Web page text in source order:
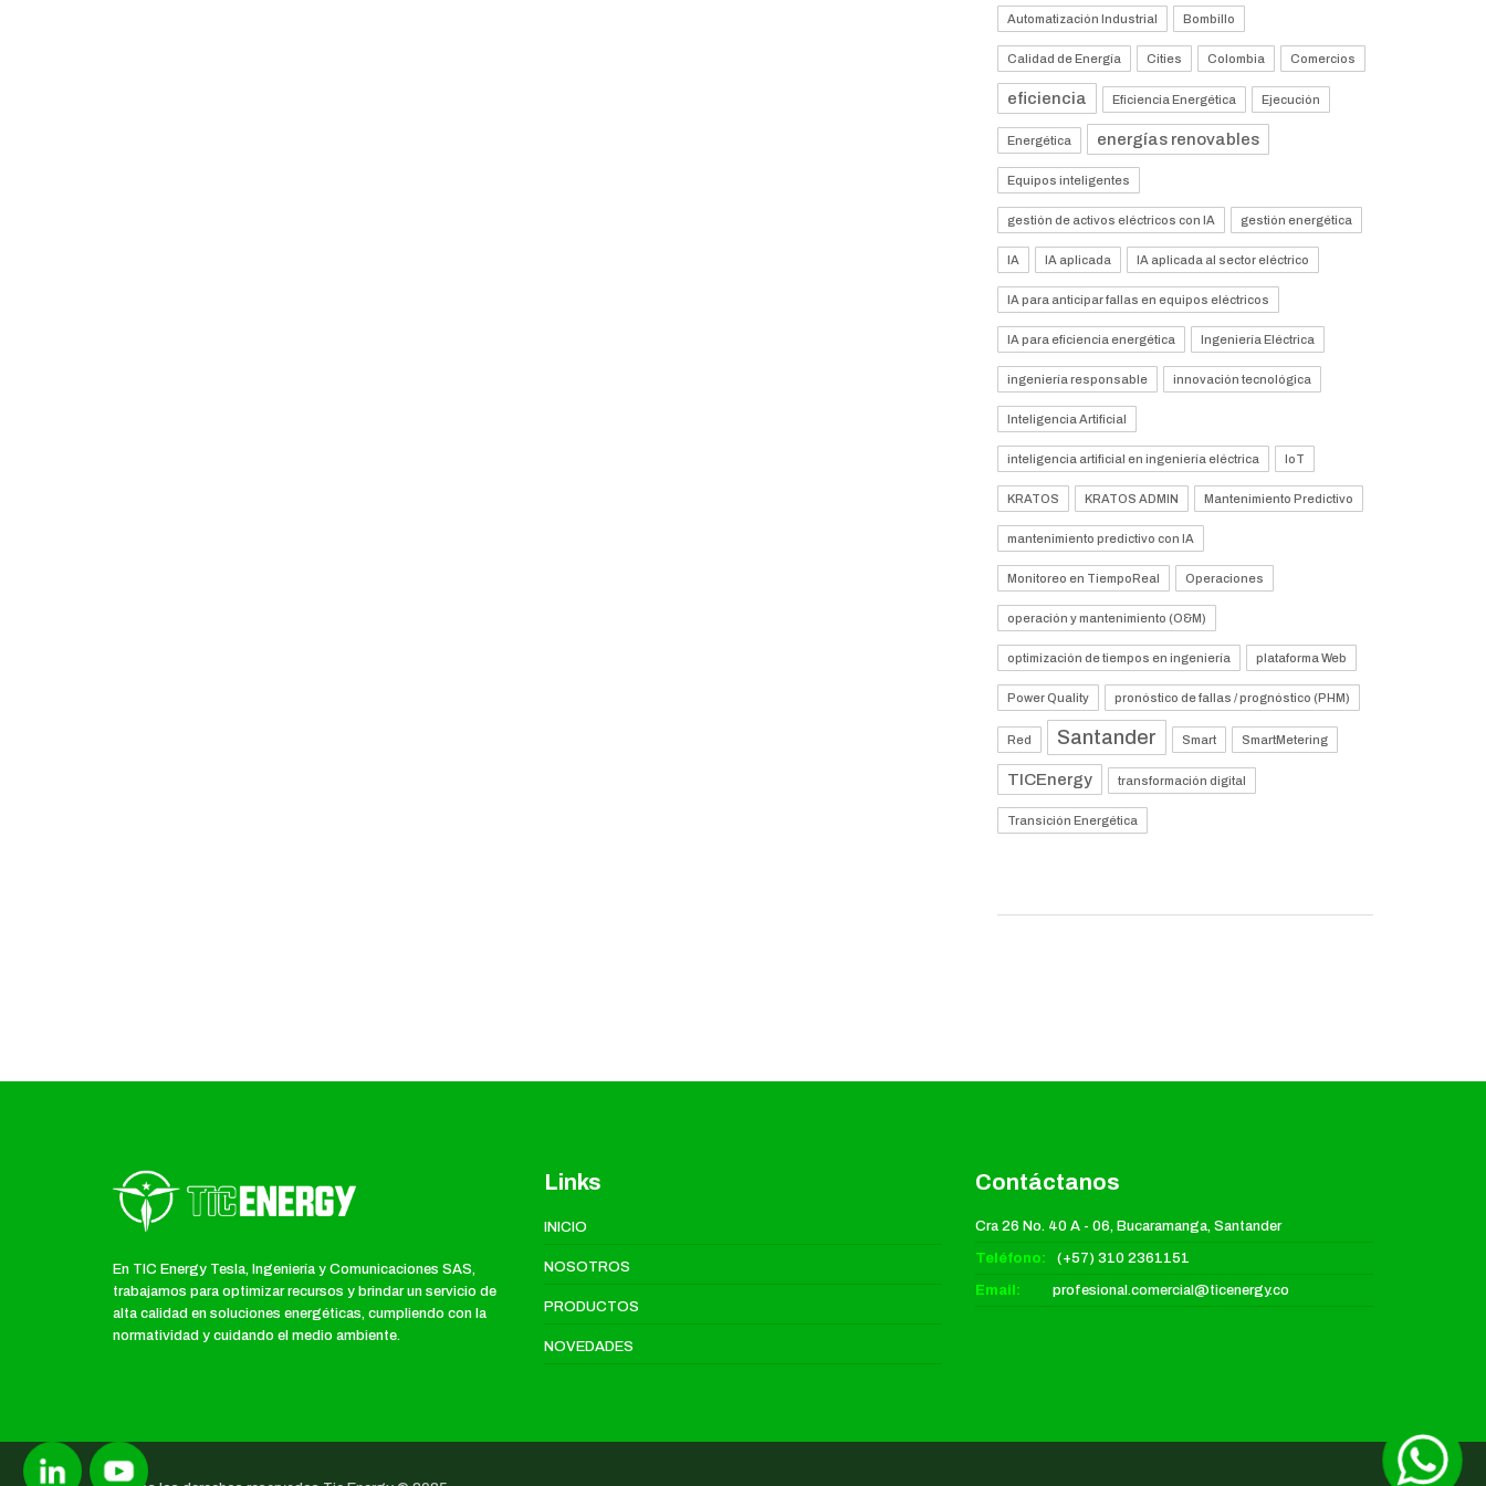
Automatización Industrial Bombillo
Calidad de Energía Cities Colombia Comercios
eficiencia Eficiencia Energética Ejecución
Energética energías renovables
Equipos inteligentes
gestión de activos eléctricos con IA gestión energética
IA IA aplicada IA aplicada al sector eléctrico
IA para anticipar fallas en equipos eléctricos
IA para eficiencia energética Ingeniería Eléctrica
ingeniería responsable innovación tecnológica
Inteligencia Artificial
inteligencia artificial en ingeniería eléctrica IoT
KRATOS KRATOS ADMIN Mantenimiento Predictivo
mantenimiento predictivo con IA
Monitoreo en TiempoReal Operaciones
operación y mantenimiento (O&M)
optimización de tiempos en ingeniería plataforma Web
Power Quality pronóstico de fallas / prognóstico (PHM)
Red Santander Smart SmartMetering
TICEnergy transformación digital
Transición Energética
En TIC Energy Tesla, Ingeniería y Comunicaciones SAS,
trabajamos para optimizar recursos y brindar un servicio de
alta calidad en soluciones energéticas, cumpliendo con la
normatividad y cuidando el medio ambiente.
Links
INICIO
NOSOTROS
PRODUCTOS
NOVEDADES
Contáctanos
Cra 26 No. 40 A - 06, Bucaramanga, Santander
Teléfono: (+57) 310 2361151
Email: profesional.comercial@ticenergy.co